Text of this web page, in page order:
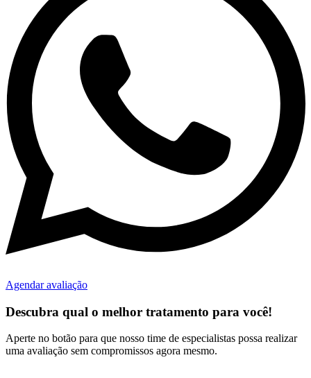
Agendar avaliação
Descubra qual o melhor tratamento para você!
Aperte no botão para que nosso time de especialistas possa realizar
uma avaliação sem compromissos agora mesmo.